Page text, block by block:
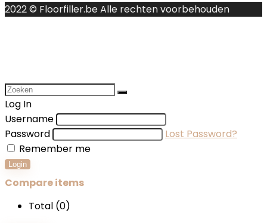
2022 © Floorfiller.be Alle rechten voorbehouden
Log In
Username
Password
Lost Password?
Remember me
Login
Compare items
Total (0)